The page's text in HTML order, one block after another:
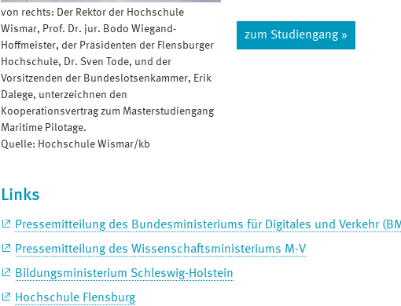
von rechts: Der Rektor der Hochschule
Wismar, Prof. Dr. jur. Bodo Wiegand-
Hoffmeister, der Präsidenten der Flensburger
Hochschule, Dr. Sven Tode, und der
Vorsitzenden der Bundeslotsenkammer, Erik
Dalege, unterzeichnen den
Kooperationsvertrag zum Masterstudiengang
Maritime Pilotage.
Quelle: Hochschule Wismar/kb
zum Studiengang »
Links
Pressemitteilung des Bundesministeriums für Digitales und Verkehr
Pressemitteilung des Wissenschaftsministeriums M-V
Bildungsministerium Schleswig-Holstein
Hochschule Flensburg